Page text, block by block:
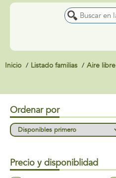
Inicio Listado familias Aire libre
Ordenar por
Precio y disponiblidad